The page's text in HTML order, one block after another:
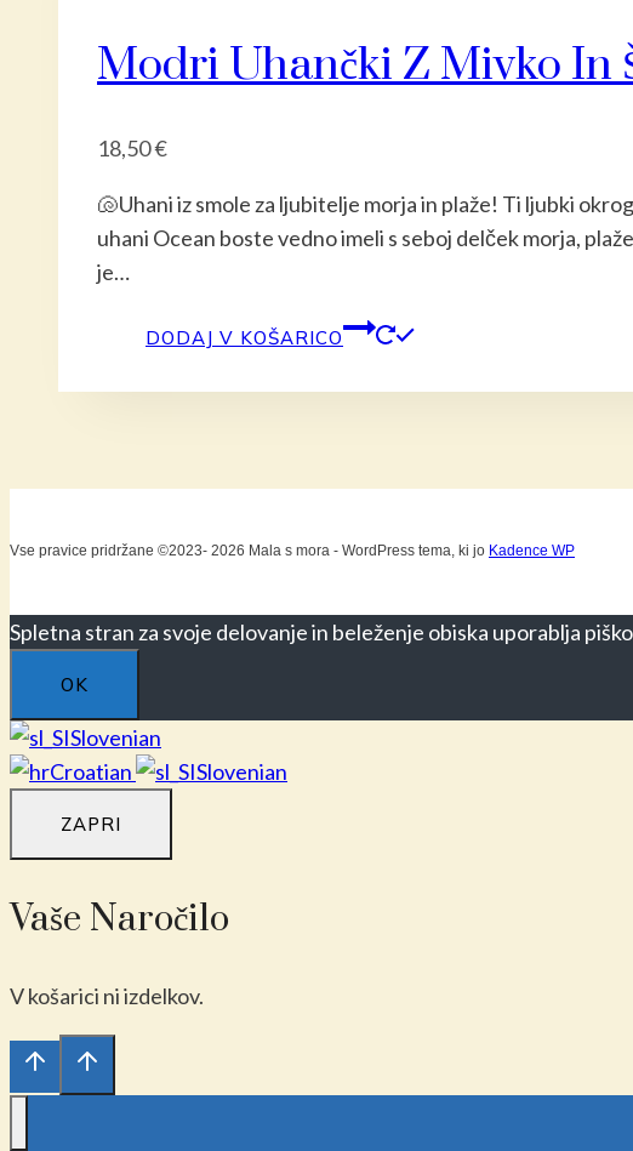
Modri Uhančki Z Mivko In
18,50€
🐚Uhani iz smole za ljubitelje morja in plaže! Ti ljubki
uhani Ocean boste vedno imeli s seboj delček morja,
je…
DODAJ V KOŠARICO
Vse pravice pridržane ©2023- 2026 Mala s mora - WordPress tema, ki jo Kadence WP
Spletna stran za svoje delovanje in beleženje obiska uporablja
OK
Slovenian
Croatian
Slovenian
ZAPRI
Vaše Naročilo
V košarici ni izdelkov.